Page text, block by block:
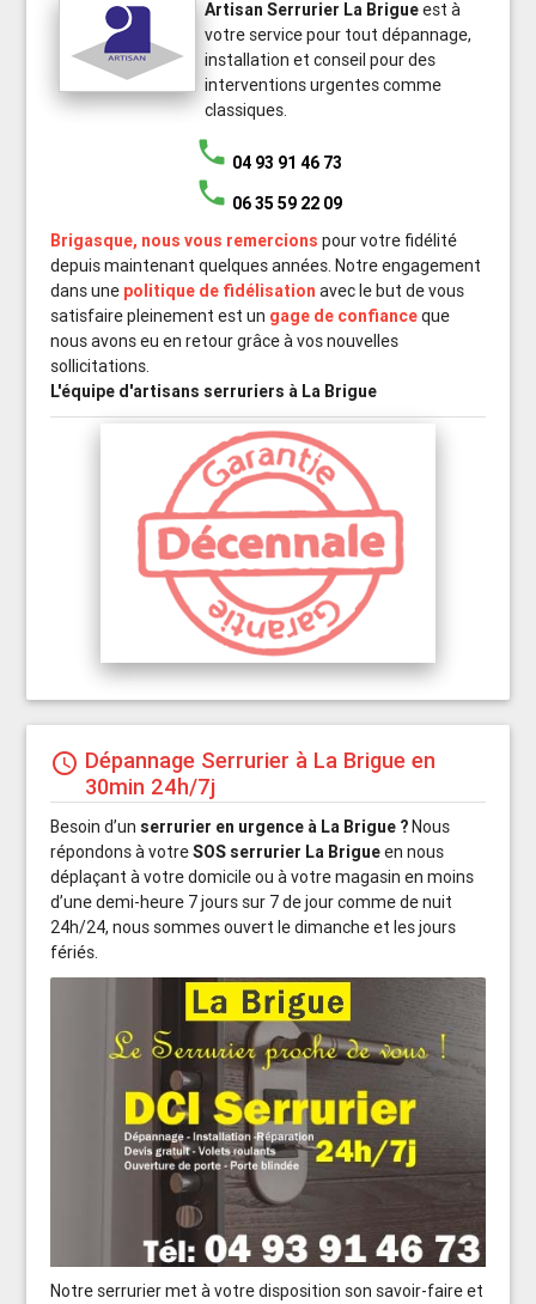
Artisan Serrurier La Brigueest à
votre service pour tout dépannage,
installation et conseil pour des
interventions urgentes comme
classiques.
phone 04 93 91 46 73
phone 06 35 59 22 09
Brigasque, nous vous remercions pour votre fidélité
depuis maintenant quelques années. Notre engagement
dans une politique de fidélisation avec le but de vous
satisfaire pleinement est un gage de confianceque
nous avons eu en retour grâce à vos nouvelles
sollicitations.
L'équipe d'artisans serruriers à La Brigue
schedule Dépannage Serrurier à La Brigue en
30min 24h/7j
Besoin d’un serrurier en urgence à La Brigue ?Nous
répondons à votreSOS serrurier La Brigueen nous
déplaçant à votre domicile ou à votre magasin en moins
d’une demi-heure 7 jours sur 7 de jour comme de nuit
24h/24, nous sommes ouvert le dimanche et les jours
fériés.
Notre serrurier met à votre disposition son savoir-faire et